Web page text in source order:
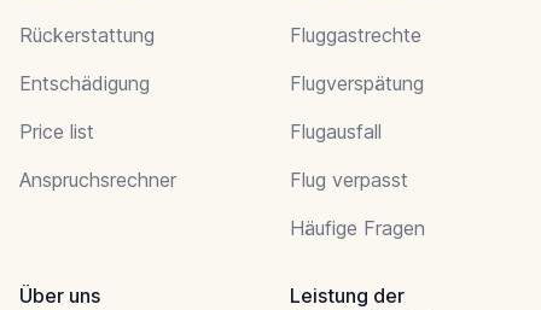
Rückerstattung
Entschädigung
Price list
Anspruchsrechner
Fluggastrechte
Flugverspätung
Flugausfall
Flug verpasst
Häufige Fragen
Über uns
Leistung der